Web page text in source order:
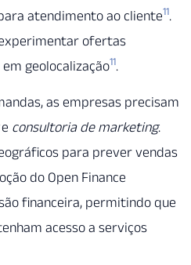
atendimento ao cliente11.
ofertas
geolocalização11.
as empresas precisam
consultoria de marketing.
para prever vendas
do Open Finance
financeira, permitindo que
acesso a serviços